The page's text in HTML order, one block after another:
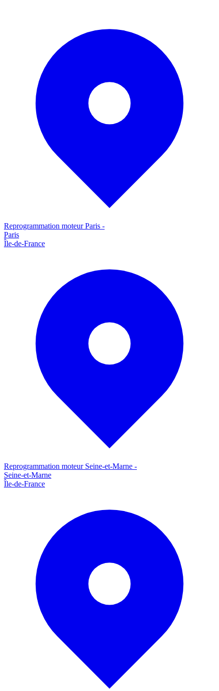
Reprogrammation moteurParis -
Paris
Île-de-France
Reprogrammation moteur Seine-et-Marne -
Seine-et-Marne
Île-de-France